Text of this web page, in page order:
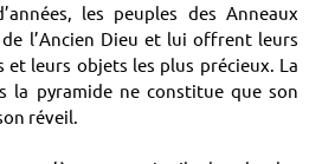
les peuples des Anneaux
l’Ancien Dieu et lui offrent leurs
et leurs objets les plus précieux. La
la pyramide ne constitue que son
réveil.